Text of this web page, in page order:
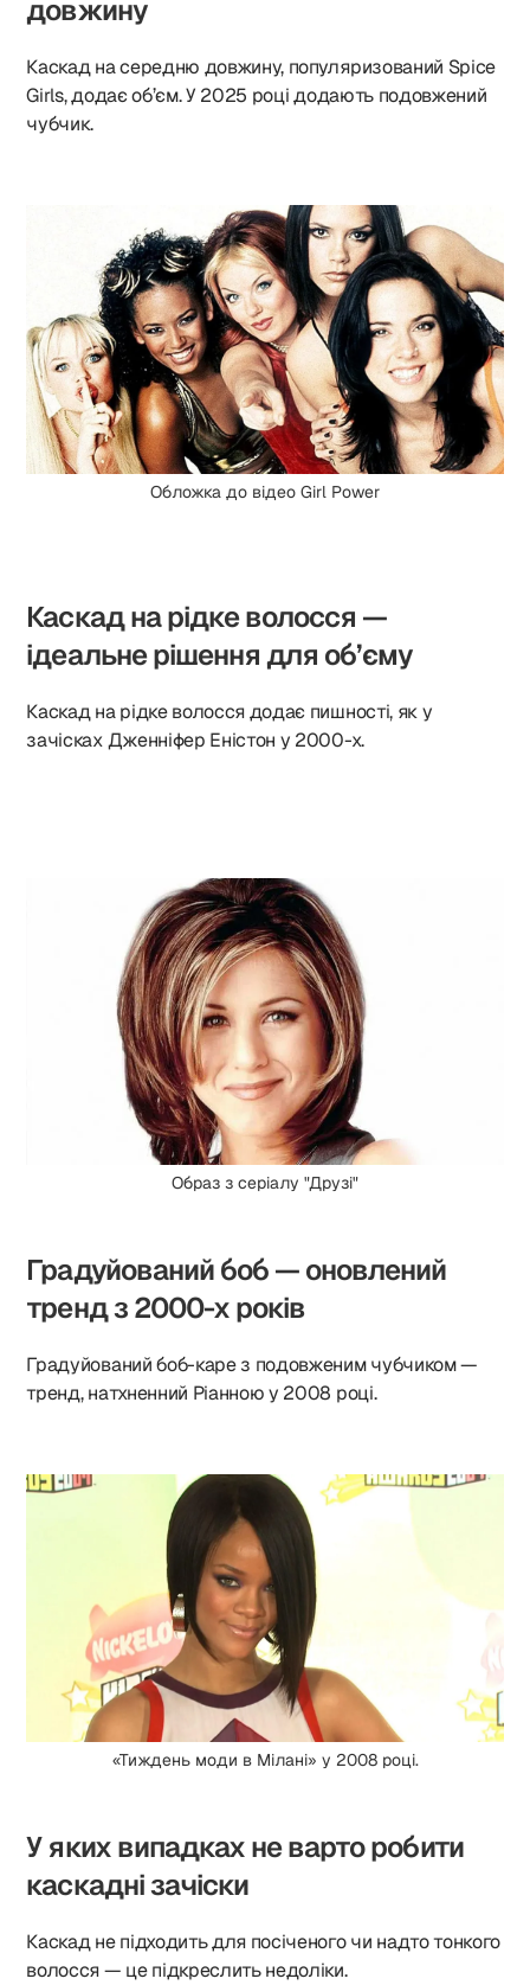
довжину
Каскад на середню довжину, популяризований Spice
Girls, додає об’єм. У 2025 році додають подовжений
чубчик.
Обложка до відео Girl Power
Каскад на рідке волосся —
ідеальне рішення для об’єму
Каскад на рідке волосся додає пишності, як у
зачісках Дженніфер Еністон у 2000-х.
Образ з серіалу "Друзі"
Градуйований боб — оновлений
тренд з 2000-х років
Градуйований боб-каре з подовженим чубчиком —
тренд, натхненний Ріанною у 2008 році.
«Тиждень моди в Мілані» у 2008 році.
У яких випадках не варто робити
каскадні зачіски
Каскад не підходить для посіченого чи надто тонкого
волосся — це підкреслить недоліки.